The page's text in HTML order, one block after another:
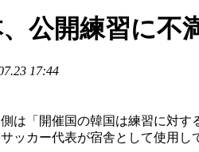
公開練習に不
17:44
は「開催国の韓国は練習に対
ッカー代表が宿舎として使用し